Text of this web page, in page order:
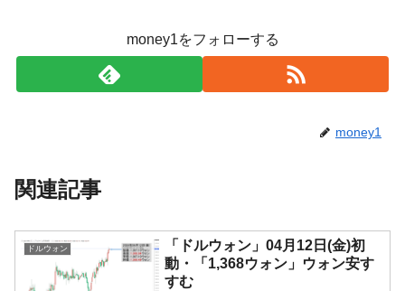
money1をフォローする
money1
関連記事
ドルウォン
「ドルウォン」04月12日(金)初
動・「1,368ウォン」ウォン安す
すむ